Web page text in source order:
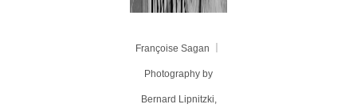
Françoise Sagan ｜
Photography by
Bernard Lipnitzki,